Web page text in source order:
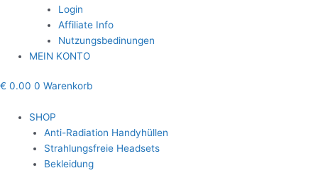
Login
Affiliate Info
Nutzungsbedinungen
MEIN KONTO
€ 0.00 0 Warenkorb
SHOP
Anti-Radiation Handyhüllen
Strahlungsfreie Headsets
Bekleidung